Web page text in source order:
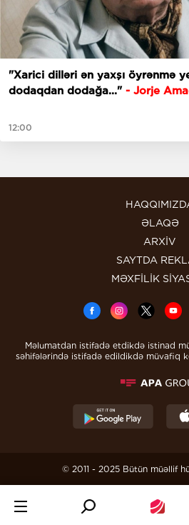
"Xarici dilləri ən yaxşı öyrənmə
dodaqdan dodağa..." - Jorje
12:00
ƏLAQƏ
ARXİV
SAYTDA
MƏXFİLİK
Məlumatdan istifadə etdikdə istinad
səhifələrində istifadə edildikdə müvafiq
© 2011 - 2025 Bütün müəllif